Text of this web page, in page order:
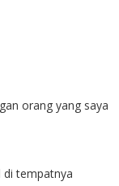
orang yang saya
di tempatnya